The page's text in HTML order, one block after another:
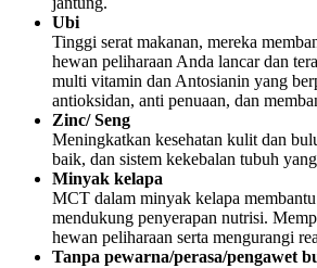
Ubi
Tinggi serat makanan, mereka
hewan peliharaan Anda lancar dan
multi vitamin dan Antosianin yang
antioksidan, anti penuaan, dan
Zinc/ Seng
Meningkatkan kesehatan kulit dan
baik, dan sistem kekebalan tubuh
Minyak kelapa
MCT dalam minyak kelapa membantu
mendukung penyerapan nutrisi.
hewan peliharaan serta mengurangi
Tanpa pewarna/perasa/pengawet